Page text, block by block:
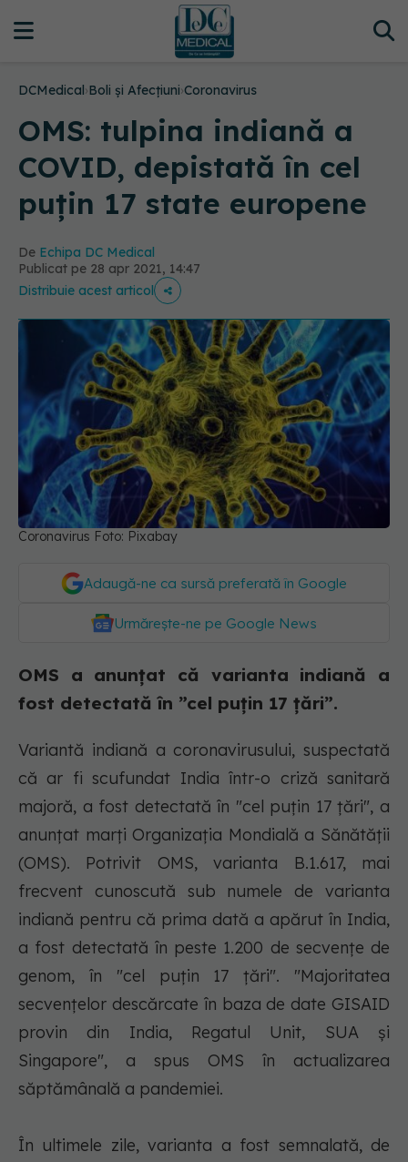
DCMedical›Boli și Afecțiuni›Coronavirus
OMS: tulpina indiană a
COVID, depistată în cel
puțin 17 state europene
De Echipa DC Medical
Publicat pe 28 apr 2021, 14:47
Distribuie acest articol
Coronavirus Foto: Pixabay
Adaugă-ne ca sursă preferată în Google
Urmărește-ne pe Google News
OMS a anunțat că varianta indiană a
fost detectată în ”cel puțin 17 țări”.
Variantă indiană a coronavirusului, suspectată
că ar fi scufundat India într-o criză sanitară
majoră, a fost detectată în "cel puţin 17 ţări", a
anunţat marţi Organizaţia Mondială a Sănătăţii
(OMS). Potrivit OMS, varianta B.1.617, mai
frecvent cunoscută sub numele de varianta
indiană pentru că prima dată a apărut în India,
a fost detectată în peste 1.200 de secvenţe de
genom, în "cel puţin 17 ţări". "Majoritatea
secvenţelor descărcate în baza de date GISAID
provin din India, Regatul Unit, SUA şi
Singapore", a spus OMS în actualizarea
săptămânală a pandemiei.
În ultimele zile, varianta a fost semnalată, de